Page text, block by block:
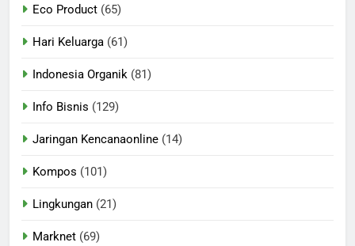
Eco Product (65)
Hari Keluarga (61)
Indonesia Organik (81)
Info Bisnis (129)
Jaringan Kencanaonline (14)
Kompos (101)
Lingkungan (21)
Marknet (69)